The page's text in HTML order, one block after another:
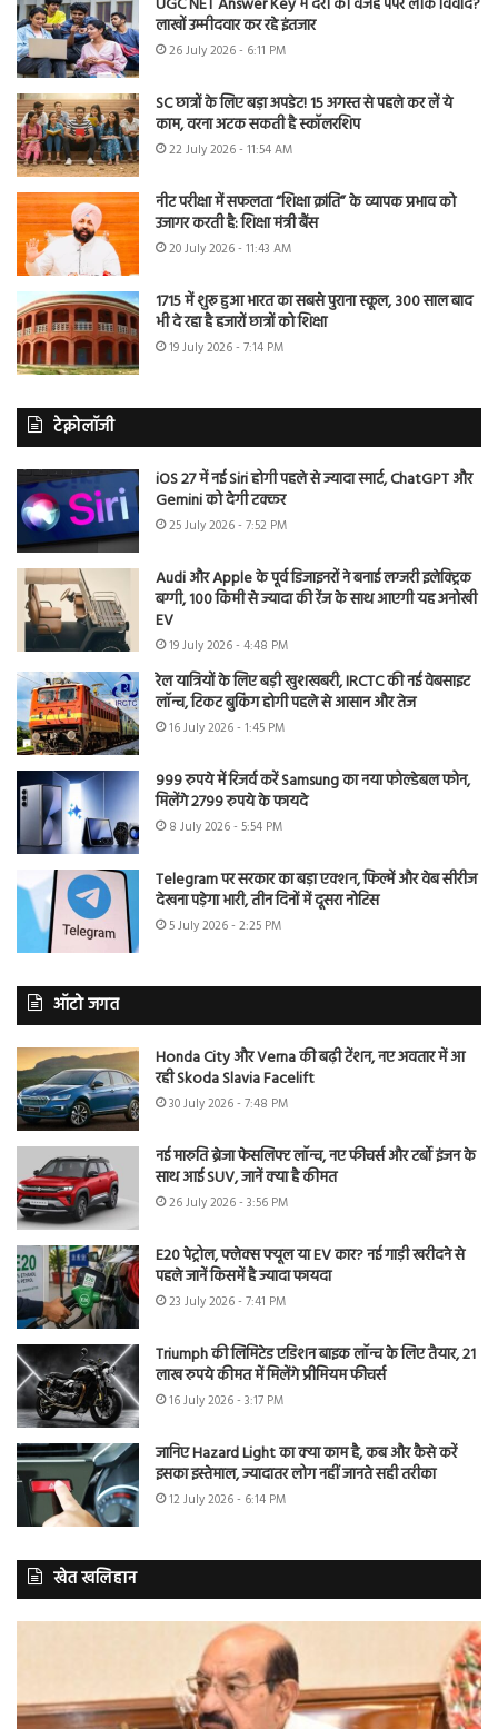
लाखों उम्मीदवार कर रहे इंतजार
26 July 2026 - 6:11 PM
SC छात्रों के लिए बड़ा अपडेट! 15 अगस्त से पहले कर लें ये
काम, वरना अटक सकती है स्कॉलरशिप
22 July 2026 - 11:54 AM
नीट परीक्षा में सफलता “शिक्षा क्रांति” के व्यापक प्रभाव को
उजागर करती है: शिक्षा मंत्री बैंस
20 July 2026 - 11:43 AM
1715 में शुरू हुआ भारत का सबसे पुराना स्कूल, 300 साल बाद
भी दे रहा है हजारों छात्रों को शिक्षा
19 July 2026 - 7:14 PM
टेक्नोलॉजी
iOS 27 में नई Siri होगी पहले से ज्यादा स्मार्ट, ChatGPT और
Gemini को देगी टक्कर
25 July 2026 - 7:52 PM
Audi और Apple के पूर्व डिजाइनरों ने बनाई लग्जरी इलेक्ट्रिक
बग्गी, 100 किमी से ज्यादा की रेंज के साथ आएगी यह अनोखी
EV
19 July 2026 - 4:48 PM
रेल यात्रियों के लिए बड़ी खुशखबरी, IRCTC की नई वेबसाइट
लॉन्च, टिकट बुकिंग होगी पहले से आसान और तेज
16 July 2026 - 1:45 PM
999 रुपये में रिजर्व करें Samsung का नया फोल्डेबल फोन,
मिलेंगे 2799 रुपये के फायदे
8 July 2026 - 5:54 PM
Telegram पर सरकार का बड़ा एक्शन, फिल्में और वेब सीरीज
देखना पड़ेगा भारी, तीन दिनों में दूसरा नोटिस
5 July 2026 - 2:25 PM
ऑटो जगत
Honda City और Verna की बढ़ी टेंशन, नए अवतार में आ
रही Skoda Slavia Facelift
30 July 2026 - 7:48 PM
नई मारुति ब्रेजा फेसलिफ्ट लॉन्च, नए फीचर्स और टर्बो इंजन के
साथ आई SUV, जानें क्या है कीमत
26 July 2026 - 3:56 PM
E20 पेट्रोल, फ्लेक्स फ्यूल या EV कार? नई गाड़ी खरीदने से
पहले जानें किसमें है ज्यादा फायदा
23 July 2026 - 7:41 PM
Triumph की लिमिटेड एडिशन बाइक लॉन्च के लिए तैयार, 21
लाख रुपये कीमत में मिलेंगे प्रीमियम फीचर्स
16 July 2026 - 3:17 PM
जानिए Hazard Light का क्या काम है, कब और कैसे करें
इसका इस्तेमाल, ज्यादातर लोग नहीं जानते सही तरीका
12 July 2026 - 6:14 PM
खेत खलिहान